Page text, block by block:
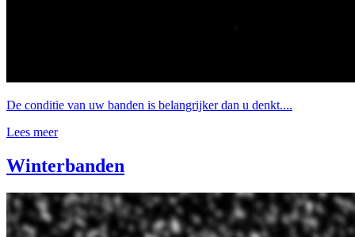
De conditie van uw banden is belangrijker dan u denkt....
Lees meer
Winterbanden